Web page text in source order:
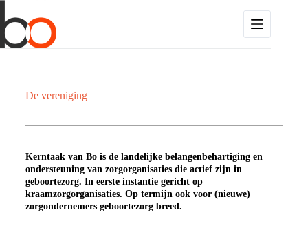
De vereniging
Kerntaak van Bo is de landelijke belangenbehartiging en
ondersteuning van zorgorganisaties die actief zijn in
geboortezorg. In eerste instantie gericht op
kraamzorgorganisaties. Op termijn ook voor (nieuwe)
zorgondernemers geboortezorg breed.